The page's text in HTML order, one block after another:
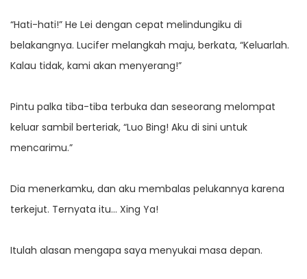
“Hati-hati!” He Lei dengan cepat melindungiku di
belakangnya. Lucifer melangkah maju, berkata, “Keluarlah.
Kalau tidak, kami akan menyerang!”
Pintu palka tiba-tiba terbuka dan seseorang melompat
keluar sambil berteriak, “Luo Bing! Aku di sini untuk
mencarimu.”
Dia menerkamku, dan aku membalas pelukannya karena
terkejut. Ternyata itu… Xing Ya!
Itulah alasan mengapa saya menyukai masa depan.